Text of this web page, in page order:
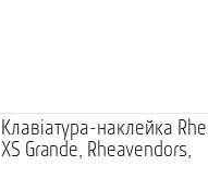
Клавіатура-наклейка
XS Grande, Rheavendors,